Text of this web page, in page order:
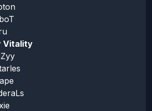
Vitality